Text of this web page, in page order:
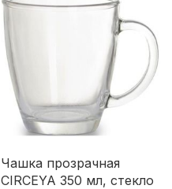
Чашка прозрачная
CIRCEYA 350 мл, стекло